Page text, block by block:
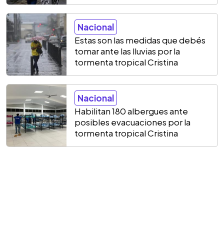
Nacional
Estas son las medidas que debés
tomar ante las lluvias por la
tormenta tropical Cristina
Nacional
Habilitan 180 albergues ante
posibles evacuaciones por la
tormenta tropical Cristina